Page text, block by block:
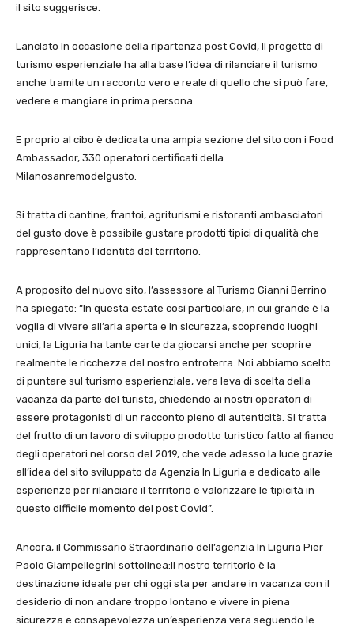
il sito suggerisce.
Lanciato in occasione della ripartenza post Covid, il progetto di
turismo esperienziale ha alla base l’idea di rilanciare il turismo
anche tramite un racconto vero e reale di quello che si può fare,
vedere e mangiare in prima persona.
E proprio al cibo è dedicata una ampia sezione del sito con i Food
Ambassador, 330 operatori certificati della
Milanosanremodelgusto.
Si tratta di cantine, frantoi, agriturismi e ristoranti ambasciatori
del gusto dove è possibile gustare prodotti tipici di qualità che
rappresentano l’identità del territorio.
A proposito del nuovo sito, l’assessore al Turismo Gianni Berrino
ha spiegato: “In questa estate così particolare, in cui grande è la
voglia di vivere all’aria aperta e in sicurezza, scoprendo luoghi
unici, la Liguria ha tante carte da giocarsi anche per scoprire
realmente le ricchezze del nostro entroterra. Noi abbiamo scelto
di puntare sul turismo esperienziale, vera leva di scelta della
vacanza da parte del turista, chiedendo ai nostri operatori di
essere protagonisti di un racconto pieno di autenticità. Si tratta
del frutto di un lavoro di sviluppo prodotto turistico fatto al fianco
degli operatori nel corso del 2019, che vede adesso la luce grazie
all’idea del sito sviluppato da Agenzia In Liguria e dedicato alle
esperienze per rilanciare il territorio e valorizzare le tipicità in
questo difficile momento del post Covid”.
Ancora, il Commissario Straordinario dell’agenzia In Liguria Pier
Paolo Giampellegrini sottolinea:Il nostro territorio è la
destinazione ideale per chi oggi sta per andare in vacanza con il
desiderio di non andare troppo lontano e vivere in piena
sicurezza e consapevolezza un’esperienza vera seguendo le